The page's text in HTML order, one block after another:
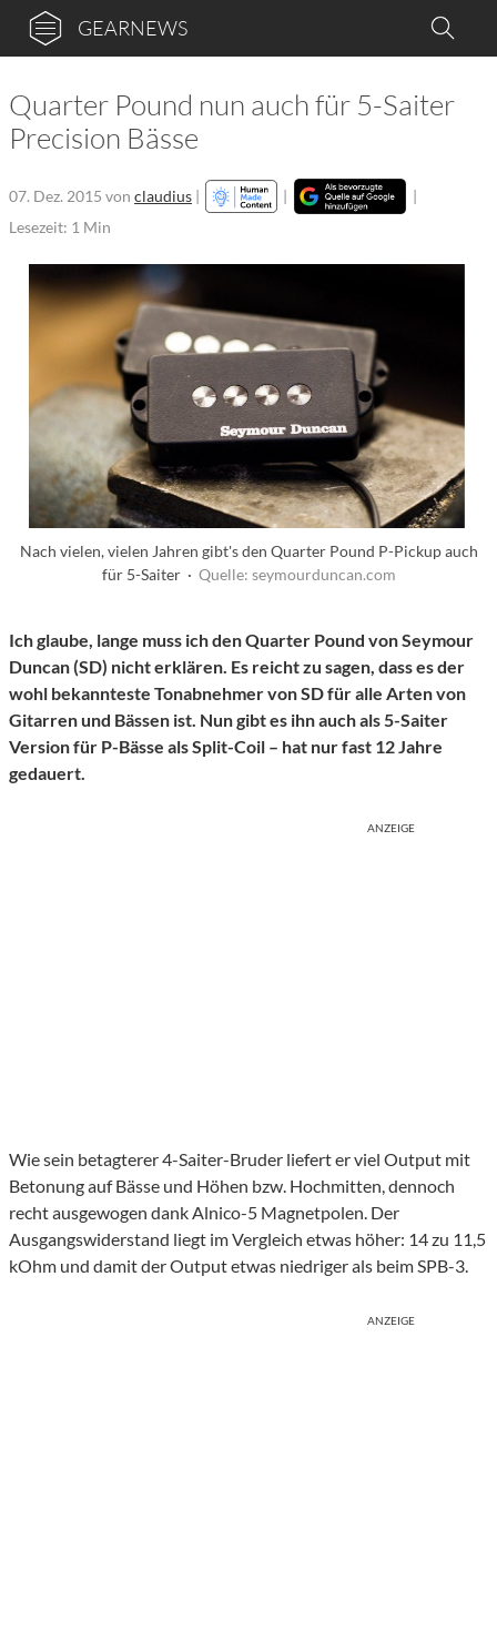
GEARNEWS
Quarter Pound nun auch für 5-Saiter
Precision Bässe
07. Dez. 2015 von claudius | |
|
Lesezeit: 1 Min
Nach vielen, vielen Jahren gibt's den Quarter Pound P-Pickup auch
für 5-Saiter · Quelle: seymourduncan.com
Ich glaube, lange muss ich den Quarter Pound von Seymour
Duncan (SD) nicht erklären. Es reicht zu sagen, dass es der
wohl bekannteste Tonabnehmer von SD für alle Arten von
Gitarren und Bässen ist. Nun gibt es ihn auch als 5-Saiter
Version für P-Bässe als Split-Coil – hat nur fast 12 Jahre
gedauert.
ANZEIGE
Wie sein betagterer 4-Saiter-Bruder liefert er viel Output mit
Betonung auf Bässe und Höhen bzw. Hochmitten, dennoch
recht ausgewogen dank Alnico-5 Magnetpolen. Der
Ausgangswiderstand liegt im Vergleich etwas höher: 14 zu 11,5
kOhm und damit der Output etwas niedriger als beim SPB-3.
ANZEIGE